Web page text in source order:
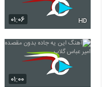
۰۱:۰۶ HD
۰۱:۰۰